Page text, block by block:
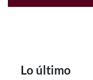
Lo último